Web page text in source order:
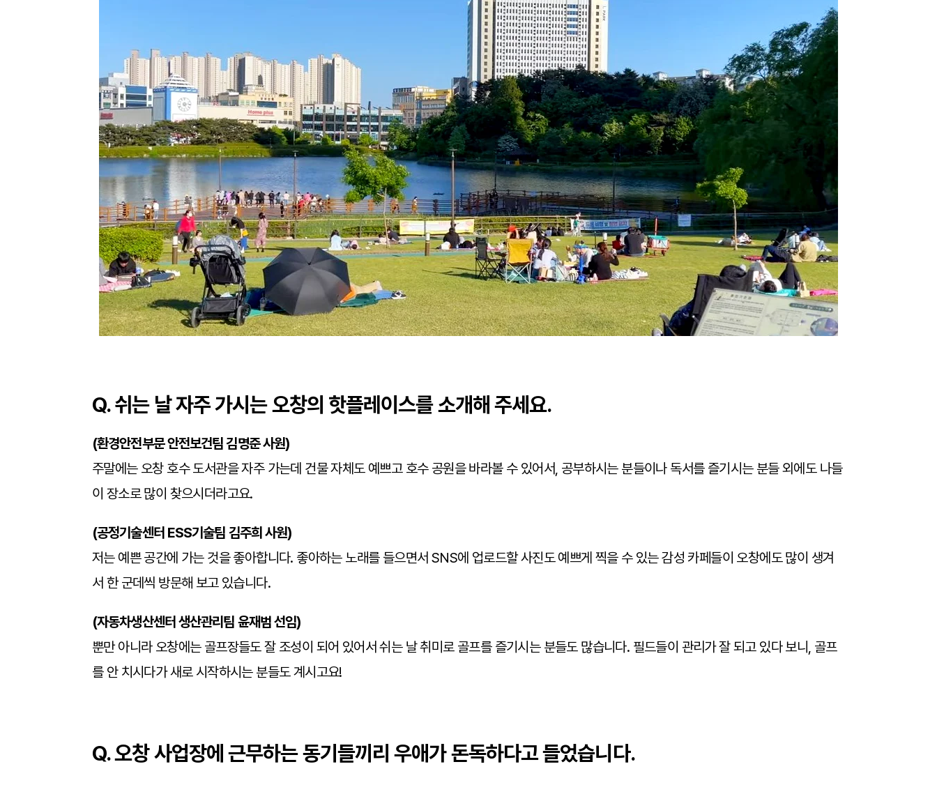
Q. 쉬는 날 자주 가시는 오창의 핫플레이스를 소개해 주세요.
(환경안전부문 안전보건팀 김명준 사원)
주말에는 오창 호수 도서관을 자주 가는데 건물 자체도 예쁘고 호수 공원을 바라볼 수 있어서, 공부하시는 분들이나 독서를 즐기시는 분들 외에도 나들
이 장소로 많이 찾으시더라고요.
(공정기술센터 ESS기술팀 김주희 사원)
저는 예쁜 공간에 가는 것을 좋아합니다. 좋아하는 노래를 들으면서 SNS에 업로드할 사진도 예쁘게 찍을 수 있는 감성 카페들이 오창에도 많이 생겨
서 한 군데씩 방문해 보고 있습니다.
(자동차생산센터 생산관리팀 윤재범 선임)
뿐만 아니라 오창에는 골프장들도 잘 조성이 되어 있어서 쉬는 날 취미로 골프를 즐기시는 분들도 많습니다. 필드들이 관리가 잘 되고 있다 보니, 골프
를 안 치시다가 새로 시작하시는 분들도 계시고요!
Q. 오창 사업장에 근무하는 동기들끼리 우애가 돈독하다고 들었습니다.